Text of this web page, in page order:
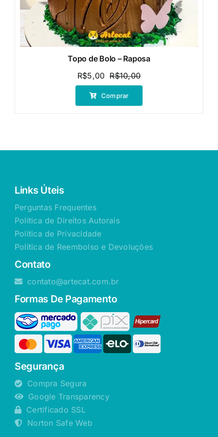
Topo de Bolo – Raposa
R$10,00O
preço
era:
R$5,00
O
preço
é:
Comprar
Links Úteis
Perguntas Frequentes
Política de Direitos Autorais
Política de Privacidade
Política de Reembolso e Devoluções
Contato
contato@artecat.com.br
Formas De Pagamento
Segurança
Compra Segura
Google Transparency
Certificado SSL
Norton Safe Web